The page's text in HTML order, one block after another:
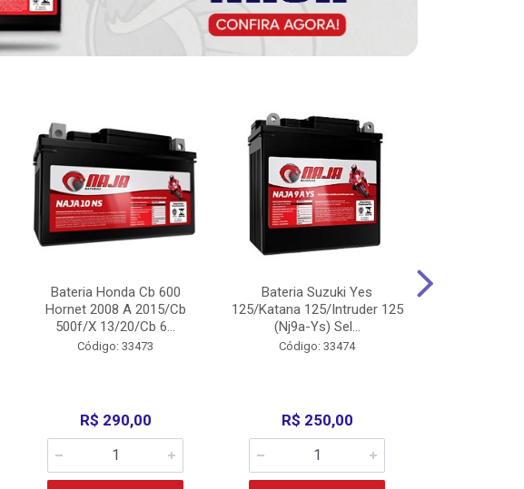
Bateria Honda Cb 600
Hornet 2008 A 2015/Cb
500f/X 13/20/Cb 6...
Código: 33473
R$ 290,00
Bateria Suzuki Yes
125/Katana 125/Intruder 125
(Nj9a-Ys) Sel...
Código: 33474
R$ 250,00